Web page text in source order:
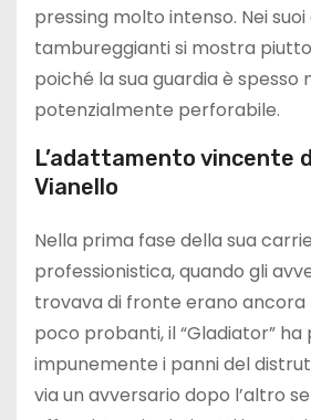
pressing molto intenso. Nei
tambureggianti si mostra
poiché la sua guardia è
potenzialmente perforabile.
L’adattamento vincente
Vianello
Nella prima fase della sua
professionistica, quando gli
trovava di fronte erano ancora
poco probanti, il “Gladiator”
impunemente i panni del
via un avversario dopo l’altro